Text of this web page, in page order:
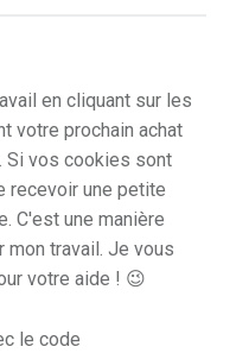
en cliquant sur les
votre prochain achat
Si vos cookies sont
recevoir une petite
C'est une manière
travail. Je vous
votre aide ! 😉
le code